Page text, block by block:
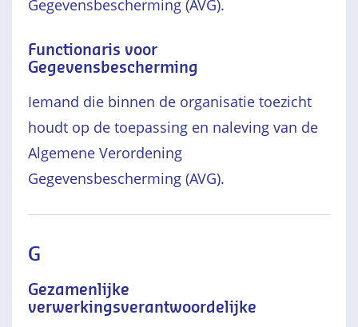
Gegevensbescherming (AVG).
Functionaris voor
Gegevensbescherming
Iemand die binnen de organisatie toezicht
houdt op de toepassing en naleving van de
Algemene Verordening
Gegevensbescherming (AVG).
G
Gezamenlijke
verwerkingsverantwoordelijke